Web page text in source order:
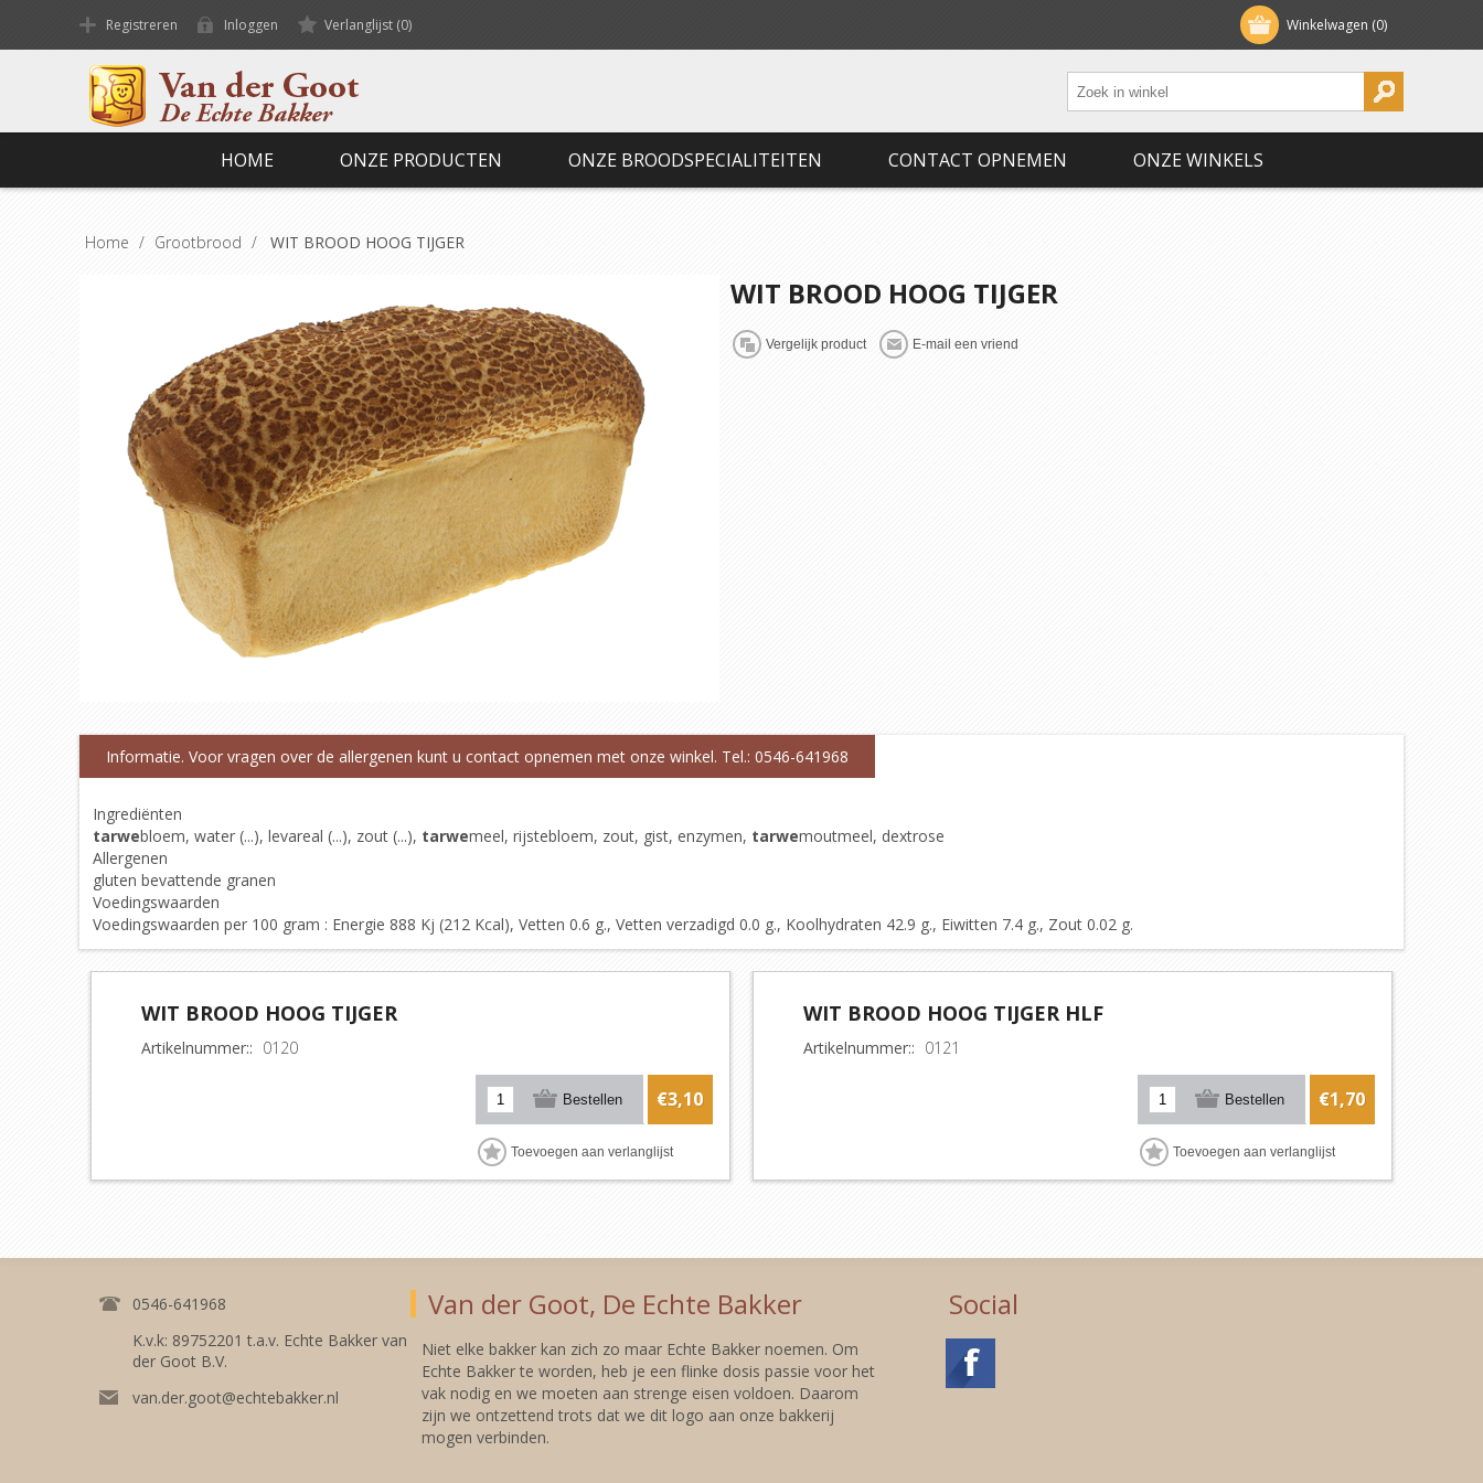
Winkelwagen (0)
Registreren Inloggen Verlanglijst (0)
HOME ONZE PRODUCTEN ONZE BROODSPECIALITEITEN CONTACT OPNEMEN ONZE WINKELS
Home / Grootbrood / WIT BROOD HOOG TIJGER
WIT BROOD HOOG TIJGER
Informatie. Voor vragen over de allergenen kunt u contact opnemen met onze winkel. Tel.: 0546-641968
Ingrediënten
tarwebloem, water (...), levareal (...), zout (...), tarwemeel, rijstebloem, zout, gist, enzymen, tarwemoutmeel, dextrose
Allergenen
gluten bevattende granen
Voedingswaarden
Voedingswaarden per 100 gram : Energie 888 Kj (212 Kcal), Vetten 0.6 g., Vetten verzadigd 0.0 g., Koolhydraten 42.9 g., Eiwitten 7.4 g., Zout 0.02 g.
WIT BROOD HOOG TIJGER
Artikelnummer:: 0120
€3,10
WIT BROOD HOOG TIJGER HLF
Artikelnummer:: 0121
€1,70
0546-641968
K.v.k: 89752201 t.a.v. Echte Bakker van
der Goot B.V.
van.der.goot@echtebakker.nl
Van der Goot, De Echte Bakker
Niet elke bakker kan zich zo maar Echte Bakker noemen. Om
Echte Bakker te worden, heb je een flinke dosis passie voor het
vak nodig en we moeten aan strenge eisen voldoen. Daarom
zijn we ontzettend trots dat we dit logo aan onze bakkerij
mogen verbinden.
Social